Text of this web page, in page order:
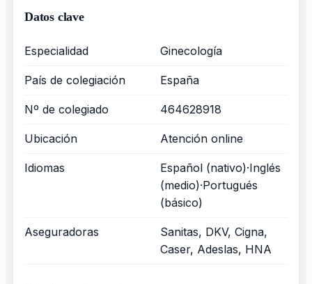
Datos clave
Especialidad Ginecología
País de colegiación España
Nº de colegiado 464628918
Ubicación Atención online
Idiomas
Español (nativo)·Inglés
(medio)·Portugués
(básico)
Aseguradoras
Sanitas, DKV, Cigna,
Caser, Adeslas, HNA